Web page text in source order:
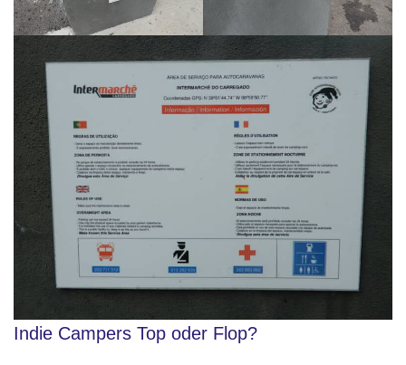
Indie Campers Top oder Flop?